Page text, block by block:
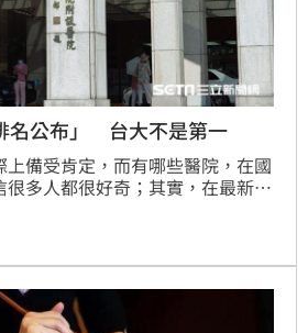
名公布」 台大不是第一
備受肯定，而有哪些醫院，在國
多人都很好奇；其實，在最新公
的醫院，全球排名第208名，比
榜單，已連續第七年發布，除了
，還提供各國當地醫院的排名。